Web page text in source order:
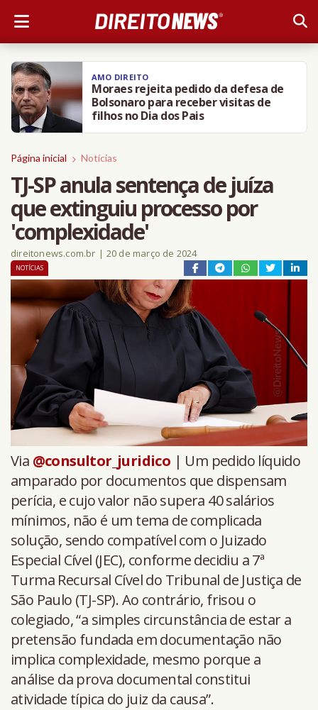
AMO DIREITO
Moraes rejeita pedido da defesa de
Bolsonaro para receber visitas de
filhos no Dia dos Pais
Página inicial Notícias
TJ-SP anula sentença de juíza
que extinguiu processo por
'complexidade'
direitonews.com.br | 20 de março de 2024
NOTÍCIAS
Via @consultor_juridico | Um pedido líquido
amparado por documentos que dispensam
perícia, e cujo valor não supera 40 salários
mínimos, não é um tema de complicada
solução, sendo compatível com o Juizado
Especial Cível (JEC), conforme decidiu a 7ª
Turma Recursal Cível do Tribunal de Justiça de
São Paulo (TJ-SP). Ao contrário, frisou o
colegiado, “a simples circunstância de estar a
pretensão fundada em documentação não
implica complexidade, mesmo porque a
análise da prova documental constitui
atividade típica do juiz da causa”.